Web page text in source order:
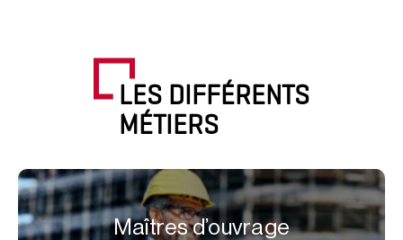
LES DIFFÉRENTS
MÉTIERS
Maîtres d’ouvrage